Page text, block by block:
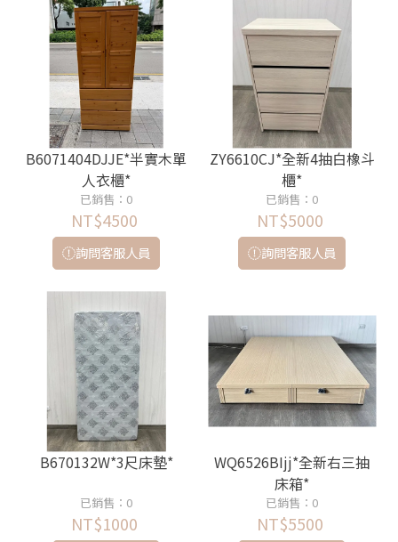
B6071404DJJE*半實木單
人衣櫃*
已銷售：0
NT$4500
詢問客服人員
ZY6610CJ*全新4抽白橡斗
櫃*
已銷售：0
NT$5000
詢問客服人員
B670132W*3尺床墊*
已銷售：0
NT$1000
WQ6526BIjj*全新右三抽
床箱*
已銷售：0
NT$5500